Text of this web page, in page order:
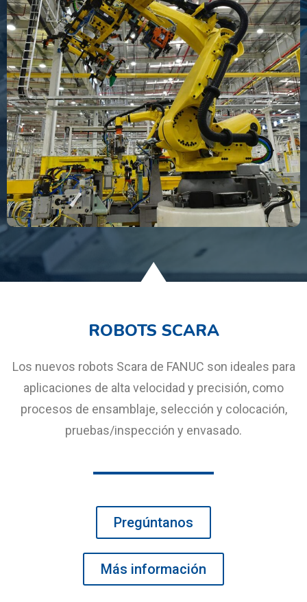
ROBOTS SCARA
Los nuevos robots Scara de FANUC son ideales para
aplicaciones de alta velocidad y precisión, como
procesos de ensamblaje, selección y colocación,
pruebas/inspección y envasado.
Pregúntanos
Más información